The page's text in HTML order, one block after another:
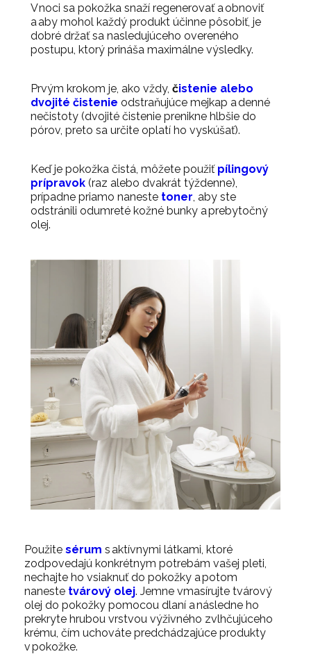
V noci sa pokožka snaží regenerovať a obnoviť
a aby mohol každý produkt účinne pôsobiť, je
dobré držať sa nasledujúceho overeného
postupu, ktorý prináša maximálne výsledky.
Prvým krokom je, ako vždy, čistenie alebo
dvojité čistenie odstraňujúce mejkap a denné
nečistoty (dvojité čistenie prenikne hlbšie do
pórov, preto sa určite oplatí ho vyskúšať).
Keď je pokožka čistá, môžete použiť pílingový
prípravok (raz alebo dvakrát týždenne),
prípadne priamo naneste toner , aby ste
odstránili odumreté kožné bunky a prebytočný
olej.
Použite sérum s aktívnymi látkami, ktoré
zodpovedajú konkrétnym potrebám vašej pleti,
nechajte ho vsiaknuť do pokožky a potom
naneste tvárový olej. Jemne vmasírujte tvárový
olej do pokožky pomocou dlaní a následne ho
prekryte hrubou vrstvou výživného zvlhčujúceho
krému, čím uchováte predchádzajúce produkty
v pokožke.